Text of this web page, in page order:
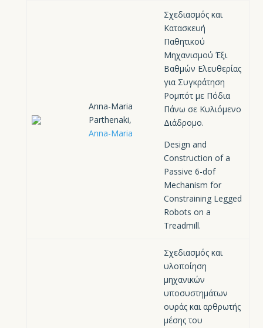
Anna-Maria
Parthenaki,
Anna-Maria
Σχεδιασμός και
Κατασκευή
Παθητικού
Μηχανισμού Έξι
Βαθμών Ελευθερίας
για Συγκράτηση
Ρομπότ με Πόδια
Πάνω σε Κυλιόμενο
Διάδρομο.
Design and
Construction of a
Passive 6-dof
Mechanism for
Constraining Legged
Robots on a
Treadmill.
Σχεδιασμός και
υλοποίηση
μηχανικών
υποσυστημάτων
ουράς και αρθρωτής
μέσης του